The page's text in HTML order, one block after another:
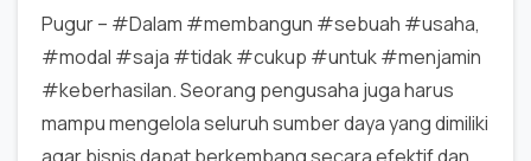
Pugur – #Dalam #membangun #sebuah #usaha,
#modal #saja #tidak #cukup #untuk #menjamin
#keberhasilan. Seorang pengusaha juga harus
mampu mengelola seluruh sumber daya yang dimiliki